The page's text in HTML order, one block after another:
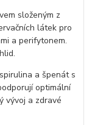
složeným z
látek pro
a perifytonem.
a špenát s
optimální
vývoj a zdravé